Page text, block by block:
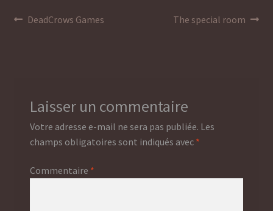
Navigation
Article
DeadCrows Games
Article
The special room
Laisser un commentaire
Votre adresse e-mail ne sera pas publiée. Les
champs obligatoires sont indiqués avec *
Commentaire *